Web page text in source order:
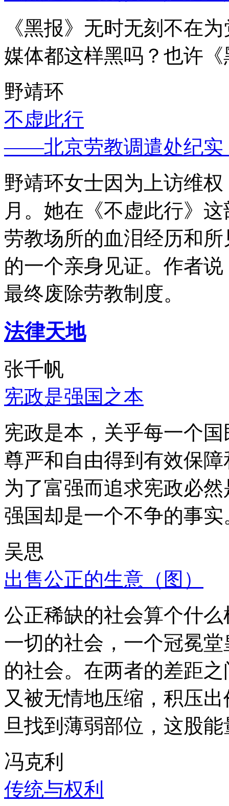
《黑报》无时无刻不在
媒体都这样黑吗？也许
野靖环
不虚此行
——北京劳教调遣处纪实
野靖环女士因为上访维
月。她在《不虚此行》
劳教场所的血泪经历和
的一个亲身见证。作者
最终废除劳教制度。
法律天地
张千帆
宪政是强国之本
宪政是本，关乎每一个
尊严和自由得到有效保
为了富强而追求宪政必
强国却是一个不争的事实
吴思
出售公正的生意（图）
公正稀缺的社会算个什
一切的社会，一个冠冕
的社会。在两者的差距
又被无情地压缩，积压
旦找到薄弱部位，这股
冯克利
传统与权利